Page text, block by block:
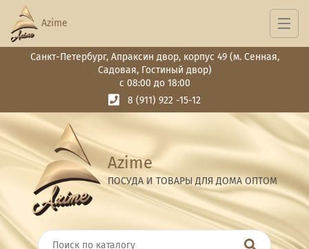
Санкт-Петербург, Апраксин двор, корпус 49 (м. Сенная,
Садовая, Гостиный двор)
с 08:00 до 18:00
8 (911) 922 -15-12
Azime
ПОСУДА И ТОВАРЫ ДЛЯ ДОМА ОПТОМ
Azime